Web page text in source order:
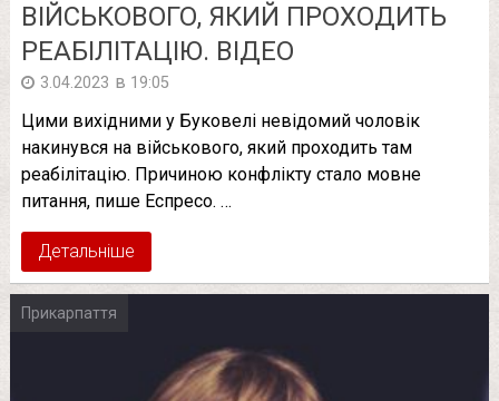
ВІЙСЬКОВОГО, ЯКИЙ ПРОХОДИТЬ
РЕАБІЛІТАЦІЮ. ВІДЕО
3.04.2023 в 19:05
Цими вихідними у Буковелі невідомий чоловік
накинувся на військового, який проходить там
реабілітацію. Причиною конфлікту стало мовне
питання, пише Еспресо. …
Детальніше
Прикарпаття